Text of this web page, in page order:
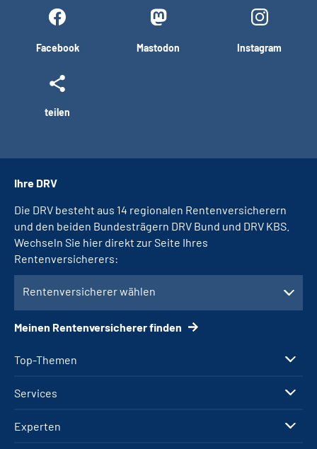
Facebook Mastodon Instagram
teilen
Top-Themen
Services
Experten
Ihre DRV
Die DRV besteht aus 14 regionalen Rentenversicherern
und den beiden Bundesträgern DRV Bund und DRV KBS.
Wechseln Sie hier direkt zur Seite Ihres
Rentenversicherers:
Rentenversicherer wählen
Meinen Rentenversicherer finden